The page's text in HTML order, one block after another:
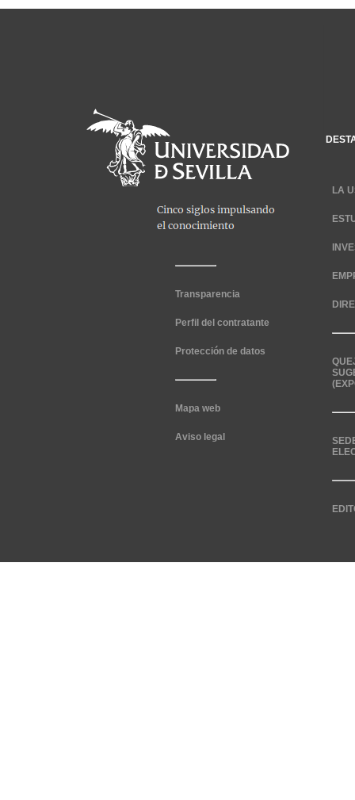
Transparencia
Perfil del contratante
Protección de datos
Mapa web
Aviso legal
LA